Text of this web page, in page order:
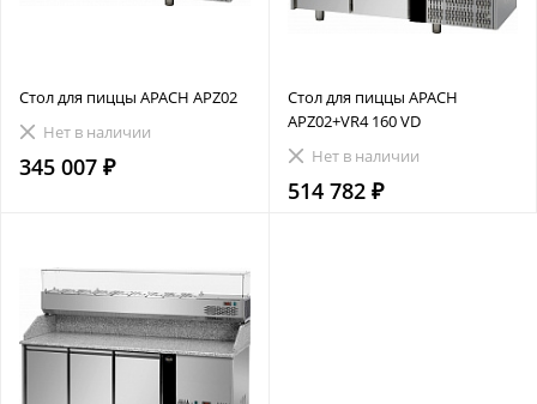
Стол для пиццы APACH APZ02
Нет в наличии
345 007 ₽
Стол для пиццы APACH
APZ02+VR4 160 VD
Нет в наличии
514 782 ₽